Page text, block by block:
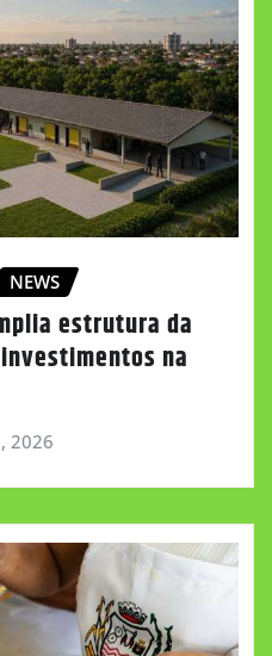
NEWS
estrutura da
na
2026